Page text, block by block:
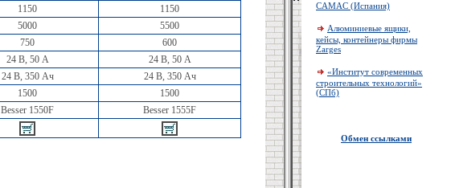
1150
1150
5000
5500
750
600
24 В, 50 А
24 В, 50 А
24 В, 350 Ач
24 В, 350 Ач
1500
1500
Besser 1550F
Besser 1555F
CAMAC (Испания)
Алюминиевые ящики,
кейсы, контейнеры фирмы
Zarges
«Институт современных
строительных технологий»
(СПб)
Обмен ссылками